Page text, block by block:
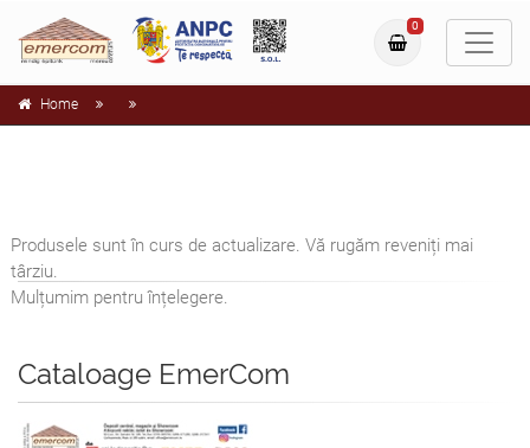
0
Home
Produsele sunt în curs de actualizare. Vă rugăm reveniți mai
târziu.
Mulțumim pentru înțelegere.
Cataloage EmerCom